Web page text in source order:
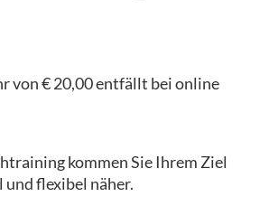
von € 20,00 entfällt bei online
kommen Sie Ihrem Ziel
und flexibel näher.